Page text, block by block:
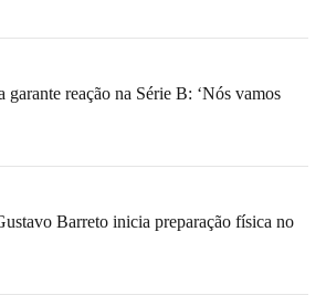
garante reação na Série B: ‘Nós vamos
Barreto inicia preparação física no